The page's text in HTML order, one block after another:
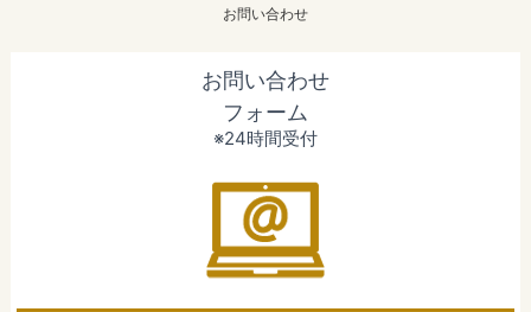
お問い合わせ
お問い合わせ
フォーム
※24時間受付